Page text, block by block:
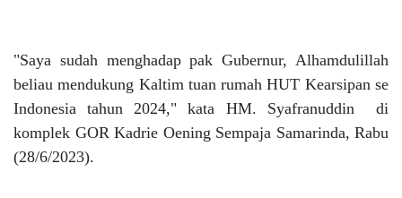
"Saya sudah menghadap pak Gubernur, Alhamdulillah
beliau mendukung Kaltim tuan rumah HUT Kearsipan se
Indonesia tahun 2024," kata HM. Syafranuddin di
komplek GOR Kadrie Oening Sempaja Samarinda, Rabu
(28/6/2023).